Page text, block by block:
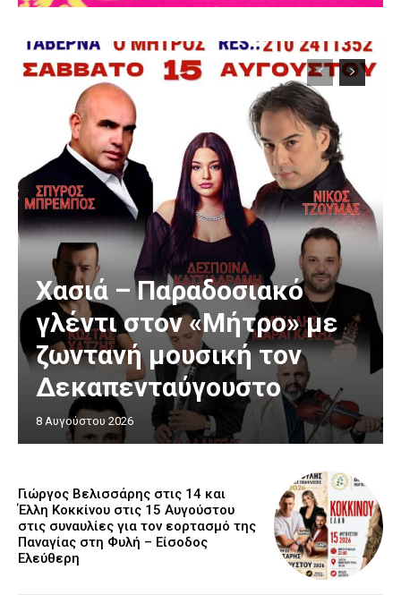
Χασιά – Παραδοσιακό
γλέντι στον «Μήτρο» με
ζωντανή μουσική τον
Δεκαπενταύγουστο
8 Αυγούστου 2026
Γιώργος Βελισσάρης στις 14 και
Έλλη Κοκκίνου στις 15 Αυγούστου
στις συναυλίες για τον εορτασμό της
Παναγίας στη Φυλή – Είσοδος
Ελεύθερη